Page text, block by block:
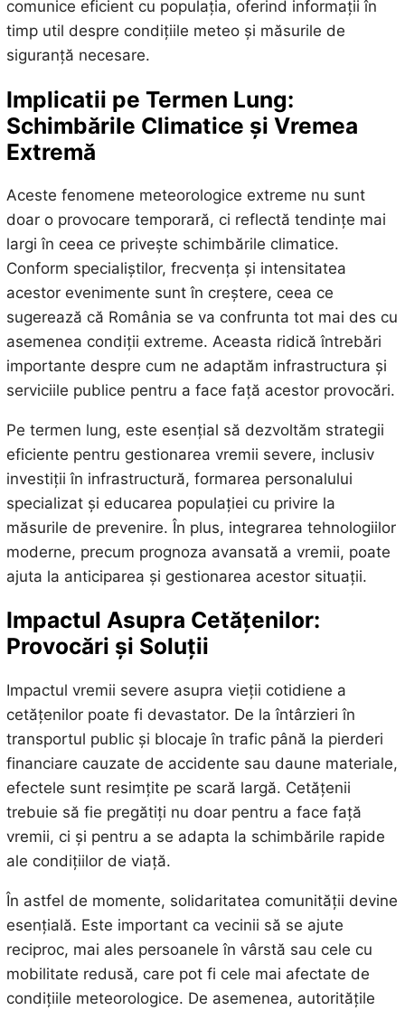
comunice eficient cu populația, oferind informații în
timp util despre condițiile meteo și măsurile de
siguranță necesare.
Implicatii pe Termen Lung:
Schimbările Climatice și Vremea
Extremă
Aceste fenomene meteorologice extreme nu sunt
doar o provocare temporară, ci reflectă tendințe mai
largi în ceea ce privește schimbările climatice.
Conform specialiștilor, frecvența și intensitatea
acestor evenimente sunt în creștere, ceea ce
sugerează că România se va confrunta tot mai des cu
asemenea condiții extreme. Aceasta ridică întrebări
importante despre cum ne adaptăm infrastructura și
serviciile publice pentru a face față acestor provocări.
Pe termen lung, este esențial să dezvoltăm strategii
eficiente pentru gestionarea vremii severe, inclusiv
investiții în infrastructură, formarea personalului
specializat și educarea populației cu privire la
măsurile de prevenire. În plus, integrarea tehnologiilor
moderne, precum prognoza avansată a vremii, poate
ajuta la anticiparea și gestionarea acestor situații.
Impactul Asupra Cetățenilor:
Provocări și Soluții
Impactul vremii severe asupra vieții cotidiene a
cetățenilor poate fi devastator. De la întârzieri în
transportul public și blocaje în trafic până la pierderi
financiare cauzate de accidente sau daune materiale,
efectele sunt resimțite pe scară largă. Cetățenii
trebuie să fie pregătiți nu doar pentru a face față
vremii, ci și pentru a se adapta la schimbările rapide
ale condițiilor de viață.
În astfel de momente, solidaritatea comunității devine
esențială. Este important ca vecinii să se ajute
reciproc, mai ales persoanele în vârstă sau cele cu
mobilitate redusă, care pot fi cele mai afectate de
condițiile meteorologice. De asemenea, autoritățile